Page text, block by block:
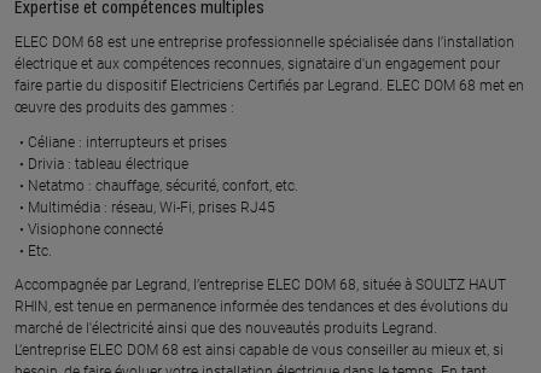
Expertise et compétences multiples​
​ELEC DOM 68 est une entreprise professionnelle spécialisée dans l’installation
électrique et aux compétences reconnues, ​signataire d'un engagement pour
faire partie du dispositif Electriciens Certifiés par Legrand​. ELEC DOM 68 met en
œuvre des produits des gammes : ​
Céliane : interrupteurs et prises ​
Drivia : tableau électrique ​
Netatmo : chauffage, sécurité, confort, etc.​
Multimédia : réseau, Wi-Fi, prises RJ45​
Visiophone connecté​
Etc.​
​Accompagnée par Legrand, l’entreprise ELEC DOM 68, située à SOULTZ HAUT
RHIN, est tenue en permanence informée des tendances et des évolutions du
marché de l'électricité ainsi que des nouveautés produits Legrand.
L’entreprise ELEC DOM 68 est ainsi capable de vous conseiller au mieux et, si